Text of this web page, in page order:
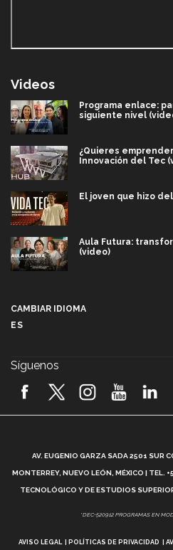
Videos
Programa enlace:
siguiente nivel
¿Quieres
Innovación del Tec
El joven que hizo
Aula Futura:
(video)
2026! (video)
¿Cómo es el
Vida Tec:
CAMBIAR IDIOMA
ES
Síguenos
AV. EUGENIO GARZA SADA 2501 SUR
MONTERREY, NUEVO LEÓN, MÉXICO |
TECNOLÓGICO Y DE ESTUDIOS
*DEC-520912 PROGRAMAS EN
AVISO LEGAL POLÍTICAS DE PRIVACIDAD